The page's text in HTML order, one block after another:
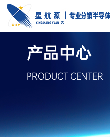
产品中心
PRODUCT CENTER